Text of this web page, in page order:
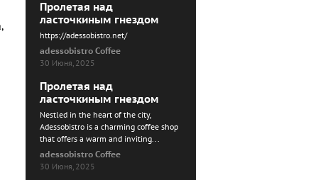
,
Пролетая над
ласточкиным гнездом
https://adessobistro.net/
adessobistro Coffee
30 Июня, 2025
Пролетая над
ласточкиным гнездом
Nestled in the heart of the city,
Adessobistro is a charming coffee shop
that offers a warm and inviting...
adessobistro Coffee
30 Июня, 2025